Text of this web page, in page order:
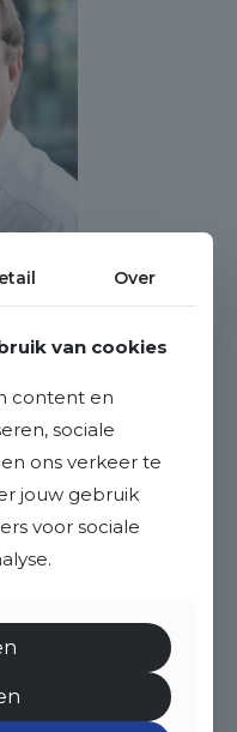
/ Taxateur
Over
van cookies
content en
sociale
ons verkeer te
jouw gebruik
voor sociale